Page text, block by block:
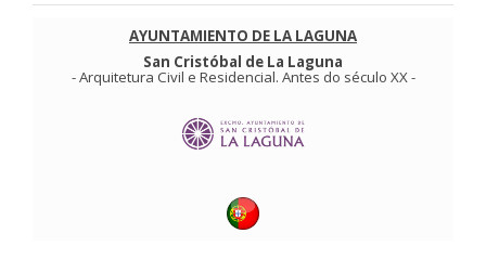
AYUNTAMIENTO DE LA LAGUNA
San Cristóbal de La Laguna
-Arquitetura Civil e Residencial. Antes do século XX-